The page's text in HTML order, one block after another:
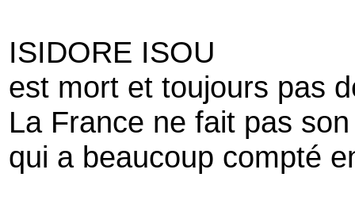
ISIDORE ISOU
est mort et toujours pas
La France ne fait pas
qui a beaucoup compté